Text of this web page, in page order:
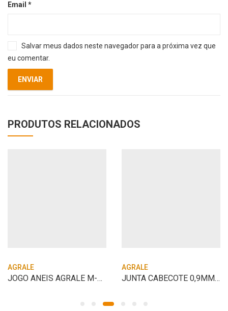
Email *
Salvar meus dados neste navegador para a próxima vez que
eu comentar.
PRODUTOS RELACIONADOS
AGRALE
JOGO ANEIS AGRALE M-80 0,50
AGRALE
JUNTA CABECOTE 0,9MM 7006006034037 AG